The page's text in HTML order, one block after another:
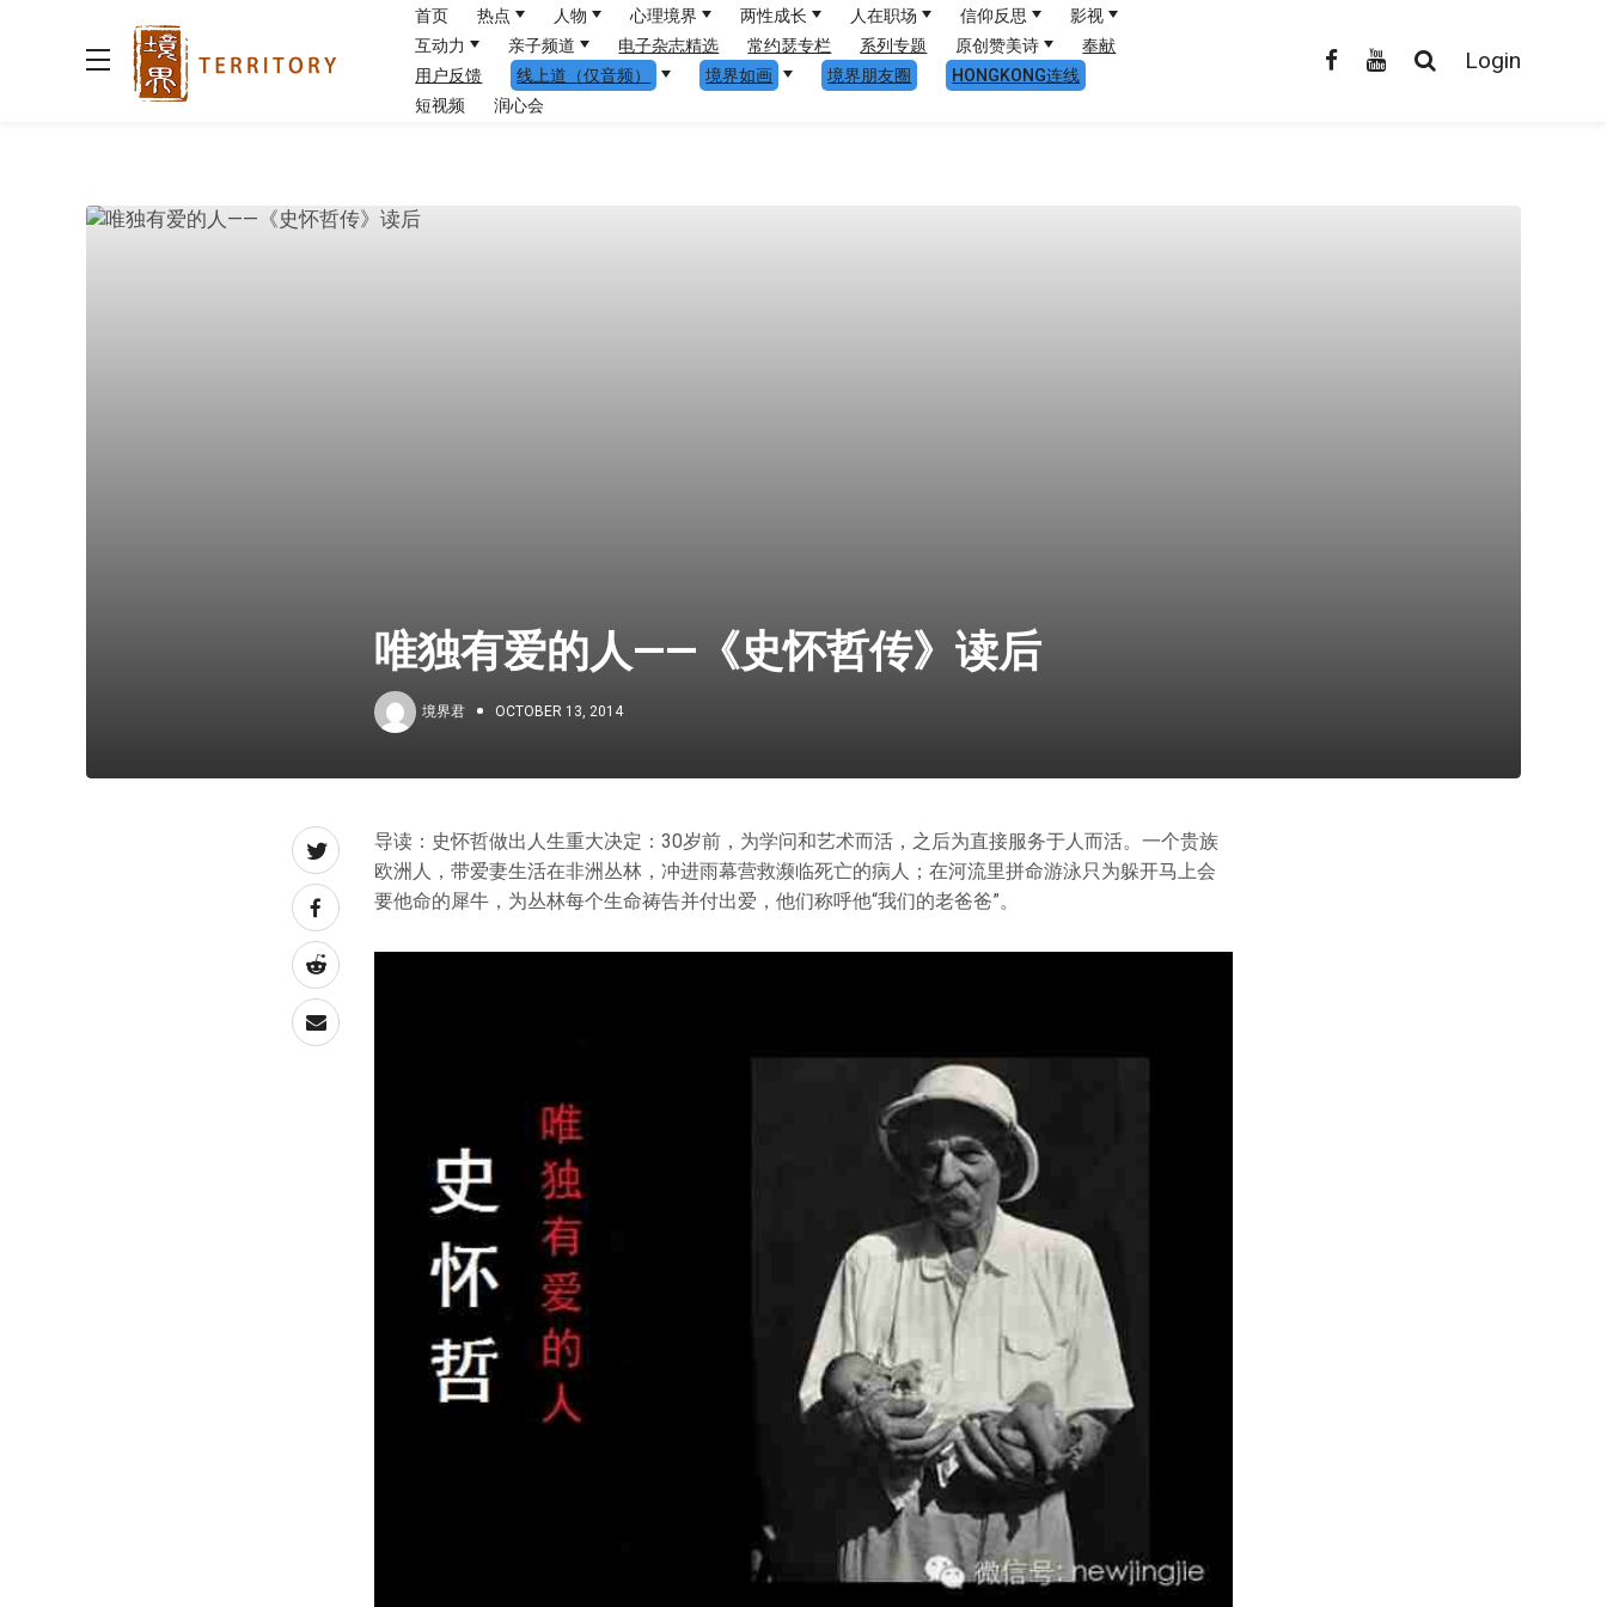
首页 热点 人物 心理境界 两性成长 人在职场 信仰反思
影视
互动力
亲子频道 电子杂志精选 常约瑟专栏 系列专题 原创赞美诗
奉献
用户反馈
线上道（仅音频） 境界如画 境界朋友圈
HONGKONG连线
短视频
润心会
Login
唯独有爱的人——《史怀哲传》读后
境界君 OCTOBER 13, 2014
导读：史怀哲做出人生重大决定：30岁前，为学问和艺术而活，之后为直接服务于人而活。一个贵族
欧洲人，带爱妻生活在非洲丛林，冲进雨幕营救濒临死亡的病人；在河流里拼命游泳只为躲开马上会
要他命的犀牛，为丛林每个生命祷告并付出爱，他们称呼他“我们的老爸爸”。